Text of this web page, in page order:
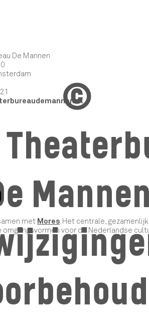
©
De Mannen
met Mores . Het centrale,
omgangsvormen voor de Nederlandse